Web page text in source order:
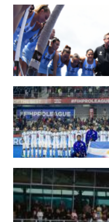
14/07/2026
MUNDIAL 2026: LOS LEONES
Del 15 al 30 de agosto disputarán el
LEER MÁS
09/07/2026
MUNDIAL 2026: LAS LEONAS
Del 15 al 30 de agosto disputarán el
LEER MÁS
29/05/2026
LOS LEONES CONVOCADOS PARA LA
En junio, el seleccionado nacional
League 2025-26 en Inglaterra y
LEER MÁS